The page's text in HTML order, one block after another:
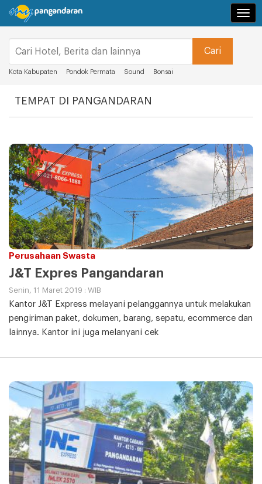
Kota Kabupaten Pondok Permata Sound Bonsai
TEMPAT DI PANGANDARAN
Perusahaan Swasta
J&T Expres Pangandaran
Senin, 11 Maret 2019 : WIB
Kantor J&T Express melayani pelanggannya untuk melakukan
pengiriman paket, dokumen, barang, sepatu, ecommerce dan
lainnya. Kantor ini juga melanyani cek